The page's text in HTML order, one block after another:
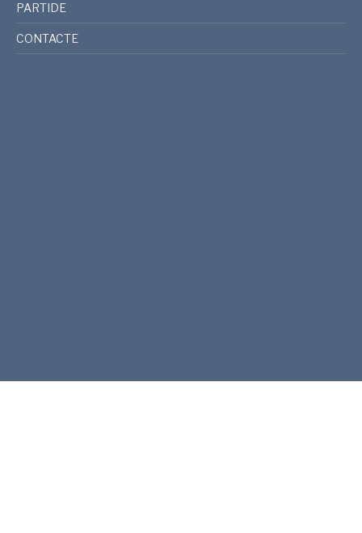
PARTIDE
CONTACTE